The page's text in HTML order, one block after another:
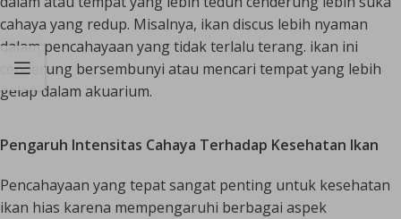
cahaya yang redup. Misalnya, ikan discus lebih nyaman
dalam pencahayaan yang tidak terlalu terang. ikan ini
cenderung bersembunyi atau mencari tempat yang lebih
gelap dalam akuarium.
Pengaruh Intensitas Cahaya Terhadap Kesehatan Ikan
Pencahayaan yang tepat sangat penting untuk kesehatan
ikan hias karena mempengaruhi berbagai aspek